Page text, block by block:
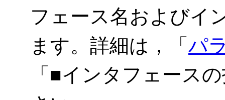
フェース名およびイ
ます。詳細は，「 パ
「■インタフェース